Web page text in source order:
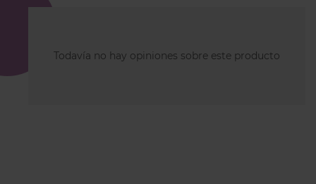
Todavía no hay opiniones sobre este producto